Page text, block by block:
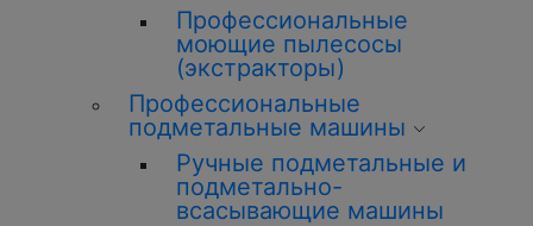
Профессиональные
моющие пылесосы
(экстракторы)
Профессиональные
подметальные машины
Ручные подметальные и
подметально-
всасывающие машины